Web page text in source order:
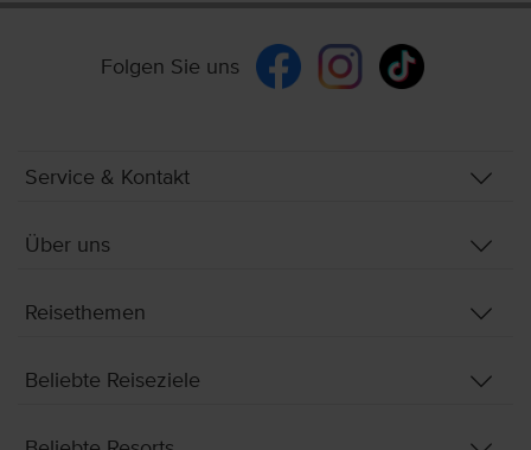
Folgen Sie uns
Service & Kontakt
Über uns
Reisethemen
Beliebte Reiseziele